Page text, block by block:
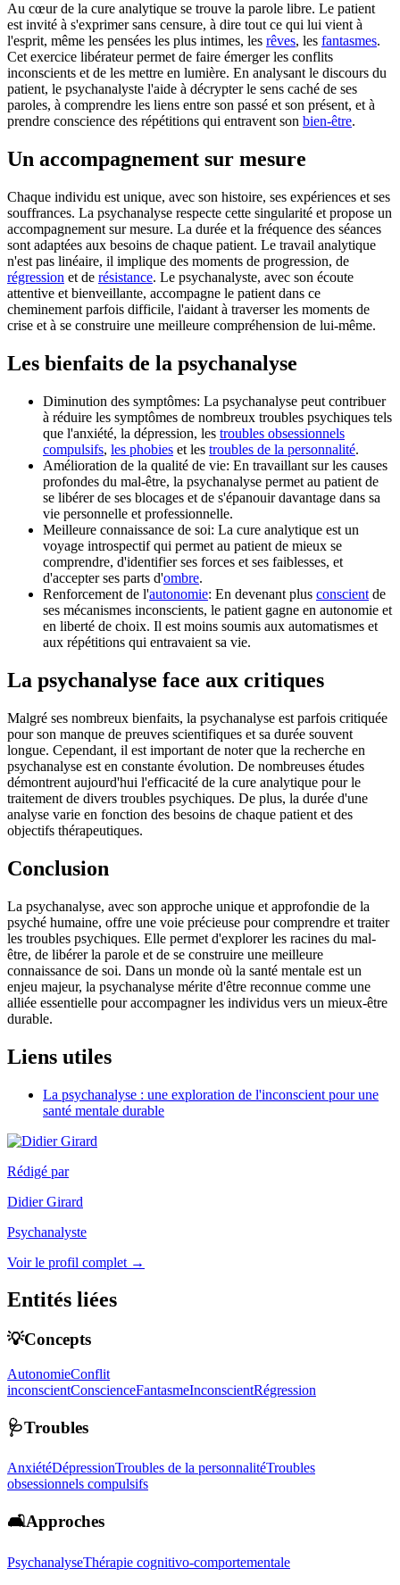
Au cœur de la cure analytique se trouve la parole libre. Le patient
est invité à s'exprimer sans censure, à dire tout ce qui lui vient à
l'esprit, même les pensées les plus intimes, les rêves, les fantasmes.
Cet exercice libérateur permet de faire émerger les conflits
inconscients et de les mettre en lumière. En analysant le discours du
patient, le psychanalyste l'aide à décrypter le sens caché de ses
paroles, à comprendre les liens entre son passé et son présent, et à
prendre conscience des répétitions qui entravent son bien-être.
Un accompagnement sur mesure
Chaque individu est unique, avec son histoire, ses expériences et ses
souffrances. La psychanalyse respecte cette singularité et propose un
accompagnement sur mesure. La durée et la fréquence des séances
sont adaptées aux besoins de chaque patient. Le travail analytique
n'est pas linéaire, il implique des moments de progression, de
régression et de résistance. Le psychanalyste, avec son écoute
attentive et bienveillante, accompagne le patient dans ce
cheminement parfois difficile, l'aidant à traverser les moments de
crise et à se construire une meilleure compréhension de lui-même.
Les bienfaits de la psychanalyse
Diminution des symptômes: La psychanalyse peut contribuer
à réduire les symptômes de nombreux troubles psychiques tels
que l'anxiété, la dépression, les troubles obsessionnels
compulsifs, les phobies et les troubles de la personnalité.
Amélioration de la qualité de vie: En travaillant sur les causes
profondes du mal-être, la psychanalyse permet au patient de
se libérer de ses blocages et de s'épanouir davantage dans sa
vie personnelle et professionnelle.
Meilleure connaissance de soi: La cure analytique est un
voyage introspectif qui permet au patient de mieux se
comprendre, d'identifier ses forces et ses faiblesses, et
d'accepter ses parts d'ombre.
Renforcement de l'autonomie: En devenant plus conscient de
ses mécanismes inconscients, le patient gagne en autonomie et
en liberté de choix. Il est moins soumis aux automatismes et
aux répétitions qui entravaient sa vie.
La psychanalyse face aux critiques
Malgré ses nombreux bienfaits, la psychanalyse est parfois critiquée
pour son manque de preuves scientifiques et sa durée souvent
longue. Cependant, il est important de noter que la recherche en
psychanalyse est en constante évolution. De nombreuses études
démontrent aujourd'hui l'efficacité de la cure analytique pour le
traitement de divers troubles psychiques. De plus, la durée d'une
analyse varie en fonction des besoins de chaque patient et des
objectifs thérapeutiques.
Conclusion
La psychanalyse, avec son approche unique et approfondie de la
psyché humaine, offre une voie précieuse pour comprendre et traiter
les troubles psychiques. Elle permet d'explorer les racines du mal-
être, de libérer la parole et de se construire une meilleure
connaissance de soi. Dans un monde où la santé mentale est un
enjeu majeur, la psychanalyse mérite d'être reconnue comme une
alliée essentielle pour accompagner les individus vers un mieux-être
durable.
Liens utiles
La psychanalyse : une exploration de l'inconscient pour une
santé mentale durable
Rédigé par
Didier Girard
Psychanalyste
Voir le profil complet →
Entités liées
💡Concepts
AutonomieConflit
inconscientConscienceFantasmeInconscientRégression
🩺Troubles
AnxiétéDépressionTroubles de la personnalitéTroubles
obsessionnels compulsifs
🛋️Approches
PsychanalyseThérapie cognitivo-comportementale